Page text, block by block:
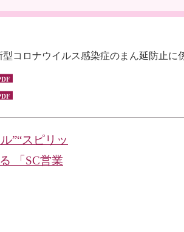
コロナウイルス感染症のまん延防止に
”“スピリッ
「SC営業